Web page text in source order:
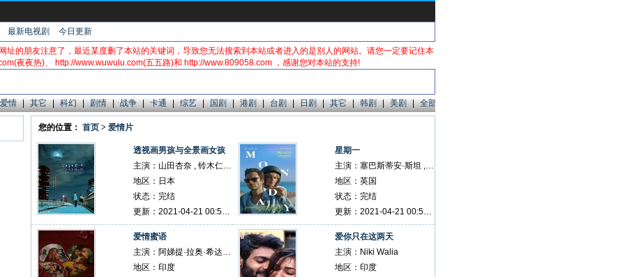
最新电视剧
今日更新
址的朋友注意了，最近某度删了本站的关键词，导致您无法搜索到本站或者进入的是别人的网站。请您一定要记住本
夜夜热)、 http://www.wuwulu.com(五五路)和 http://www.809058.com ，感谢您对本站的支持!
爱情 | 其它 | 科幻 | 剧情 | 战争 | 卡通 | 综艺 | 国剧 | 港剧 | 台剧 | 日剧 | 其它 | 韩剧 | 美剧 | 全部
您的位置： 首页 > 爱情片
透视画男孩与全景画女孩
主演：山田杏奈 , 铃木仁 , 森田望智 , 成海璃子 , 大塚宁宁 , 齐藤阳一郎 , 黑田大辅
地区：日本
状态：完结
更新：2021-04-21 00:57:46
星期一
主演：塞巴斯蒂安·斯坦 , 丹妮斯·高夫 , 多米尼克·蒂珀 , 约戈斯·皮尔帕索珀罗斯 , 埃莉·特琳古 , 安德烈亚斯·康斯坦丁诺 , 索菲亚·库阿丽 , 西拉斯·楚梅尔卡斯 , Chloe Sirene , 玛丽萨·特里安德菲里都 , 奥兰多·希尔 , 普罗米修斯·阿利费尔 , Mihalis Alexakis , 亚历山德罗斯·洛戈蒂斯 , 范吉利斯·穆里基斯 , Julie Agoraki , Orfeas Avgoustidis
地区：英国
状态：完结
更新：2021-04-21 00:57:37
爱情蜜语
主演：阿娣提·拉奥·希达里 , 努西拉特·巴努查 , 法缇玛·萨那·纱卡 , 杰德普.阿赫拉瓦迪 , 莎法莉·什提 , 康柯纳·森·沙尔玛 , 马纳夫·卡尔
地区：印度
爱你只在这两天
主演：Niki Walia
地区：印度